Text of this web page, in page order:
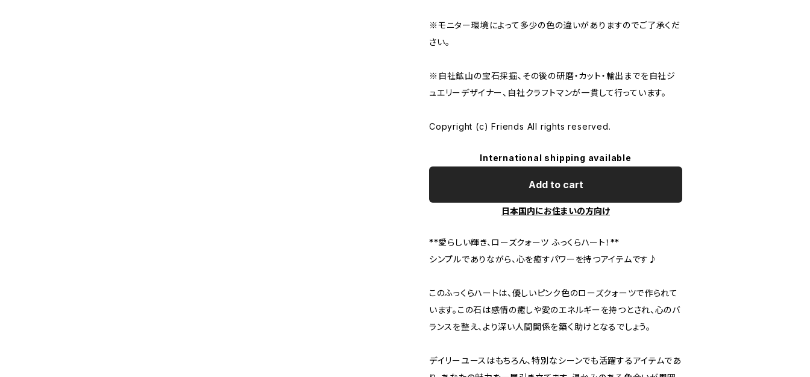
※モニター環境によって多少の色の違いがありますのでご了承くだ
さい。
※自社鉱山の宝石採掘、その後の研磨・カット・輸出までを自社ジ
ュエリーデザイナー、自社クラフトマンが一貫して行っています。
Copyright (c) Friends All rights reserved.
International shipping available
Add to cart
日本国内にお住まいの方向け
**愛らしい輝き、ローズクォーツ ふっくらハート！**
シンプルでありながら、心を癒すパワーを持つアイテムです♪
このふっくらハートは、優しいピンク色のローズクォーツで作られて
います。この石は感情の癒しや愛のエネルギーを持つとされ、心のバ
ランスを整え、より深い人間関係を築く助けとなるでしょう。
デイリーユースはもちろん、特別なシーンでも活躍するアイテムであ